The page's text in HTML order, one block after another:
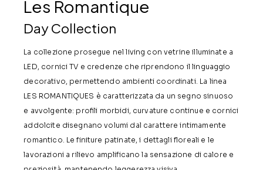
Les Romantique
Day Collection
La collezione prosegue nel living con vetrine illuminate a
LED, cornici TV e credenze che riprendono il linguaggio
decorativo, permettendo ambienti coordinati. La linea
LES ROMANTIQUES è caratterizzata da un segno sinuoso
e avvolgente: profili morbidi, curvature continue e cornici
addolcite disegnano volumi dal carattere intimamente
romantico. Le finiture patinate, i dettagli floreali e le
lavorazioni a rilievo amplificano la sensazione di calore e